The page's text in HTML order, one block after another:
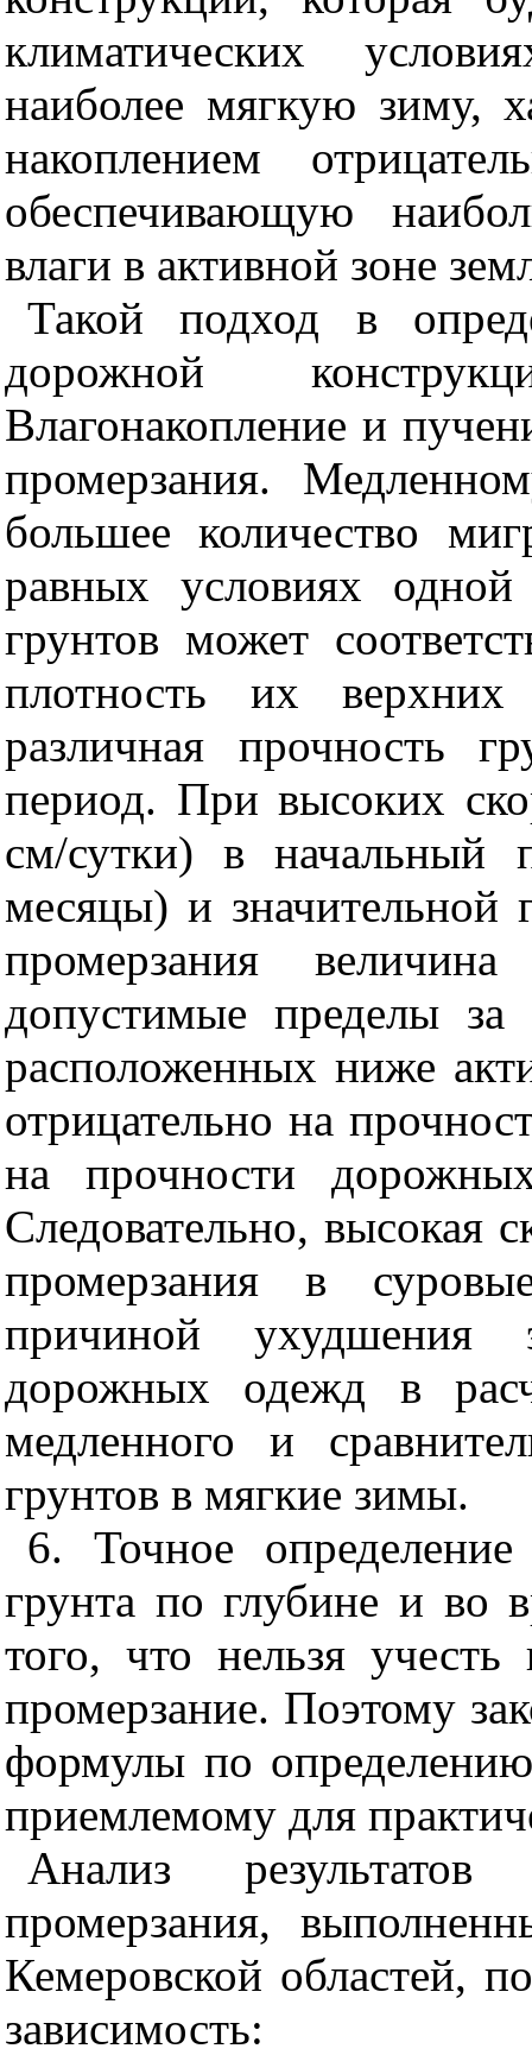
климатических
наиболее мягкую зиму,
накоплением
обеспечивающую
влаги в активной зоне
Такой подход в
дорожной
Влагонакопление и
промерзания.
большее количество
равных условиях
грунтов может
плотность их
различная прочность
период. При высоких
см/сутки) в начальный
месяцы) и значительной
промерзания
допустимые пределы за
расположенных ниже
отрицательно на
на прочности
Следовательно, высокая
промерзания в
причиной ухудшения
дорожных одежд в
медленного и
грунтов в мягкие зимы.
6. Точное
грунта по глубине и во
того, что нельзя
промерзание. Поэтому
формулы по
приемлемому для
Анализ
промерзания,
Кемеровской областей,
зависимость: